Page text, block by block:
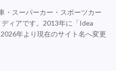
・スーパーカー・スポーツカー
ィアです。2013年に「Idea
年より現在のサイト名へ変更